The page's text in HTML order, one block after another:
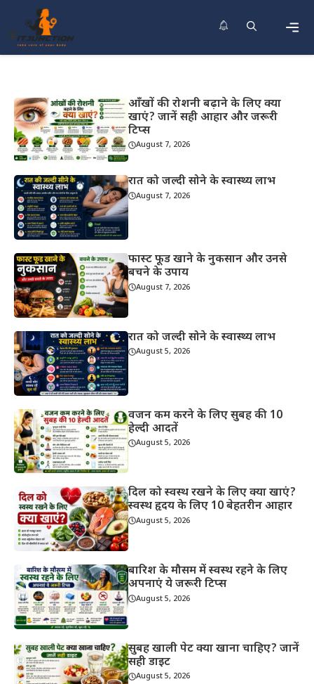
content
आँखों की रोशनी बढ़ाने के लिए क्या
खाएं? जानें सही आहार और जरूरी
टिप्स
August 7, 2026
रात को जल्दी सोने के स्वास्थ्य लाभ
August 7, 2026
फास्ट फूड खाने के नुकसान और उनसे
बचने के उपाय
August 7, 2026
रात को जल्दी सोने के स्वास्थ्य लाभ
August 5, 2026
वजन कम करने के लिए सुबह की 10
हेल्दी आदतें
August 5, 2026
दिल को स्वस्थ रखने के लिए क्या खाएं?
स्वस्थ हृदय के लिए 10 बेहतरीन आहार
August 5, 2026
बारिश के मौसम में स्वस्थ रहने के लिए
अपनाएं ये जरूरी टिप्स
August 5, 2026
सुबह खाली पेट क्या खाना चाहिए? जानें
सही डाइट
August 5, 2026